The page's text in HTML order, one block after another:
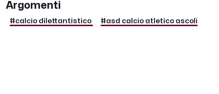
Argomenti
#calcio dilettantistico #asd calcio atletico ascoli